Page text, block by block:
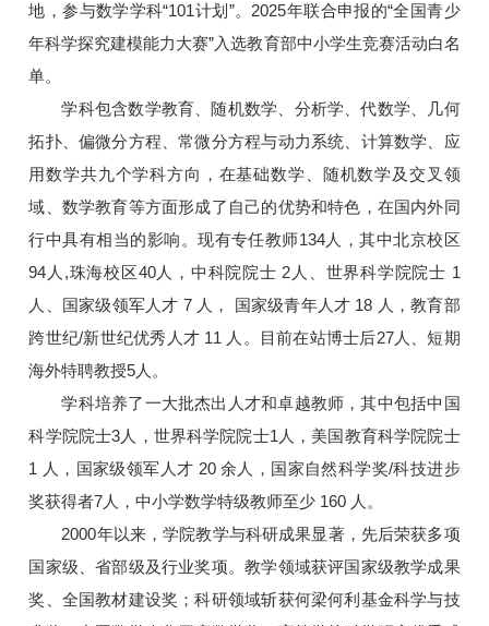
地，参与数学学科“101计划”。2025年联合申报的“全国青少
年科学探究建模能力大赛”入选教育部中小学生竞赛活动白名
单。
学科包含数学教育、随机数学、分析学、代数学、几何
拓扑、偏微分方程、常微分方程与动力系统、计算数学、应
用数学共九个学科方向，在基础数学、随机数学及交叉领
域、数学教育等方面形成了自己的优势和特色，在国内外同
行中具有相当的影响。现有专任教师134人，其中北京校区
94人,珠海校区40人，中科院院士 2人、世界科学院院士 1
人、国家级领军人才 7 人， 国家级青年人才 18 人，教育部
跨世纪/新世纪优秀人才 11 人。目前在站博士后27人、短期
海外特聘教授5人。
学科培养了一大批杰出人才和卓越教师，其中包括中国
科学院院士3人，世界科学院院士1人，美国教育科学院院士
1 人，国家级领军人才 20 余人，国家自然科学奖/科技进步
奖获得者7人，中小学数学特级教师至少 160 人。
2000年以来，学院教学与科研成果显著，先后荣获多项
国家级、省部级及行业奖项。教学领域获评国家级教学成果
奖、全国教材建设奖；科研领域斩获何梁何利基金科学与技